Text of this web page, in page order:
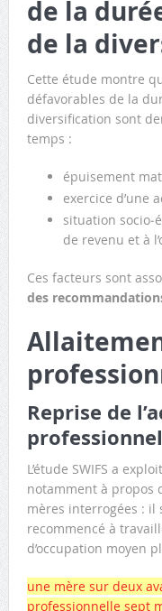
de la
de la
Cette étude montre
défavorables de la
diversification sont
temps :
épuisement
exercice d’une
situation
de revenu et à
Ces facteurs sont
des
Reprise de
L’étude SWIFS a
notamment à propos
mères interrogées : il
recommencé à
d’occupation moyen
une mère sur deux
professionnelle sept